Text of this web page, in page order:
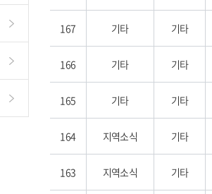
167 기타 기타
166 기타 기타
165 기타 기타
164 지역소식 기타
163 지역소식 기타